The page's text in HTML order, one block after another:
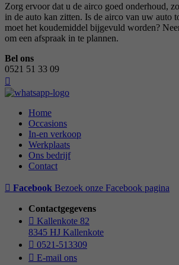
Zorg ervoor dat u de airco goed onderhoud,
in de auto kan zitten. Is de airco van uw auto
moet het koudemiddel bijgevuld worden?
om een afspraak in te plannen.
Bel ons
0521 51 33 09
Home
Occasions
In-en verkoop
Werkplaats
Ons bedrijf
Contact
Facebook Bezoek onze Facebook pagina
Contactgegevens
Kallenkote 82
8345 HJ Kallenkote
0521-513309
E-mail ons